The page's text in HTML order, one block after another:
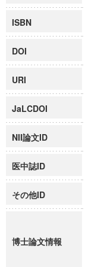
ISBN
DOI
URI
JaLCDOI
NII論文ID
医中誌ID
その他ID
博士論文情報